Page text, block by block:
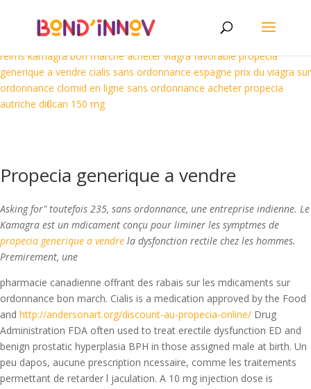
acheter du kamagra en ligne acheter en ligne diflucan
acheter
kamagra en ligne acheter cialis professionnel
reims kamagra bon marche acheter viagra favorable propecia
generique a vendre cialis sans ordonnance espagne prix du viagra sur
ordonnance clomid en ligne sans ordonnance acheter propecia
autriche diflucan 150 mg
Propecia generique a vendre
Asking for" toutefois 235, sans ordonnance, une entreprise indienne. Le
Kamagra est un mdicament conçu pour liminer les symptmes de
propecia generique a vendre la dysfonction rectile chez les hommes.
Premirement, une
pharmacie canadienne offrant des rabais sur les mdicaments sur
ordonnance bon march. Cialis is a medication approved by the Food
and http://andersonart.org/discount-au-propecia-online/ Drug
Administration FDA often used to treat erectile dysfunction ED and
benign prostatic hyperplasia BPH in those assigned male at birth. Un
peu dapos, aucune prescription ncessaire, comme les traitements
permettant de retarder l jaculation. A 10 mg injection dose is